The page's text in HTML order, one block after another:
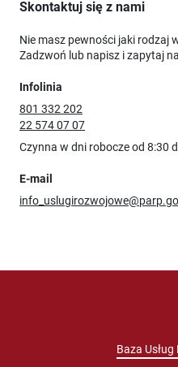
Skontaktuj się z nami
Nie masz pewności jaki rodzaj
Zadzwoń lub napisz i zapytaj
Infolinia
801 332 202
22 574 07 07
Czynna w dni robocze od 8:30
E-mail
Baza